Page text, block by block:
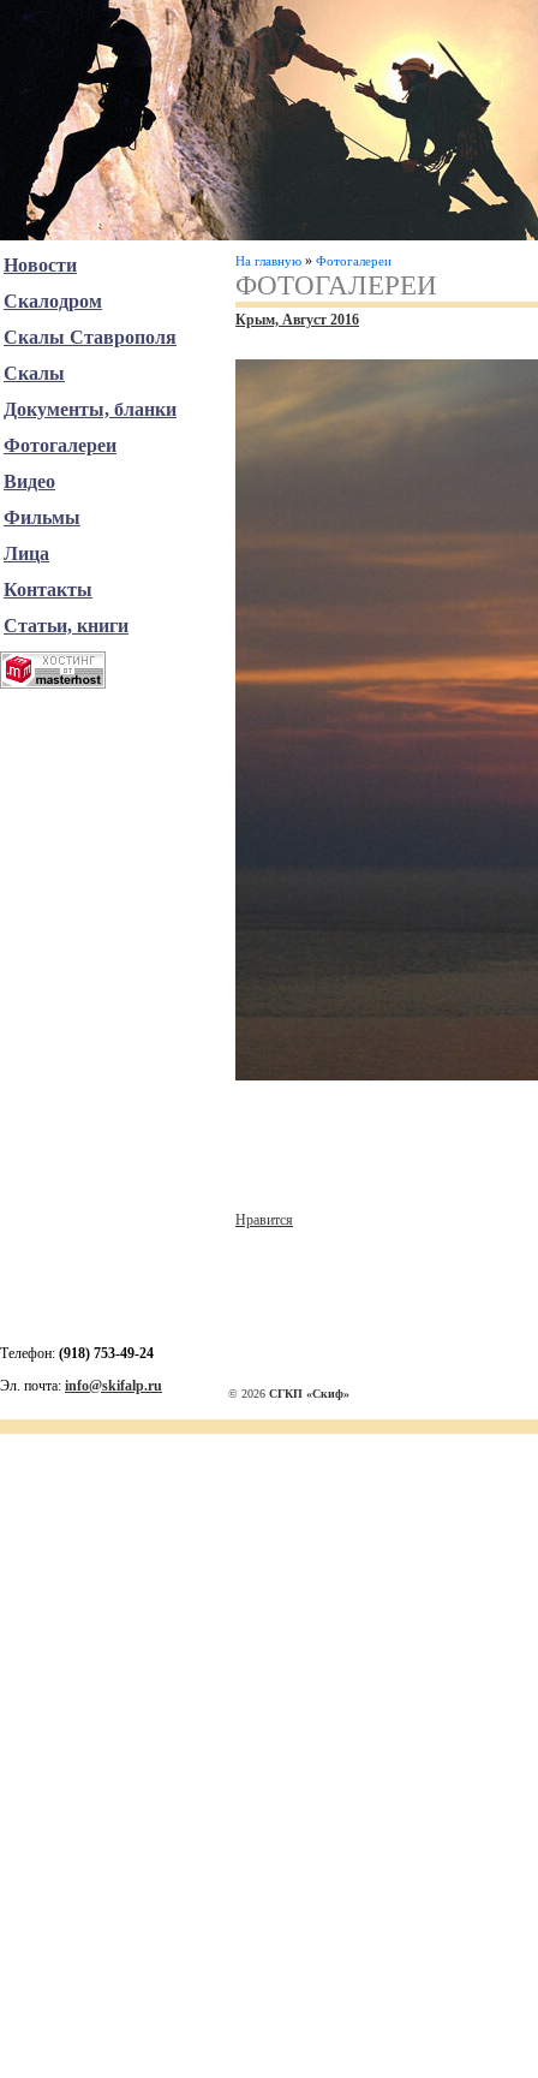
На главную » Фотогалереи
ФОТОГАЛЕРЕИ
Крым, Август 2016
Нравится
Новости
Скалодром
Скалы Ставрополя
Скалы
Документы, бланки
Фотогалереи
Видео
Фильмы
Лица
Контакты
Статьи, книги
Телефон: (918) 753-49-24
Эл. почта: info@skifalp.ru © 2026 СГКП «Скиф»